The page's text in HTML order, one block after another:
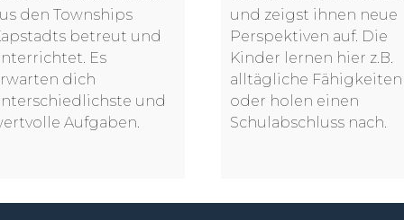
den Townships
betreut und
Es
dich
und
Aufgaben.
und zeigst ihnen neue
Perspektiven auf. Die
Kinder lernen hier z.B.
alltägliche Fähigkeiten
oder holen einen
Schulabschluss nach.